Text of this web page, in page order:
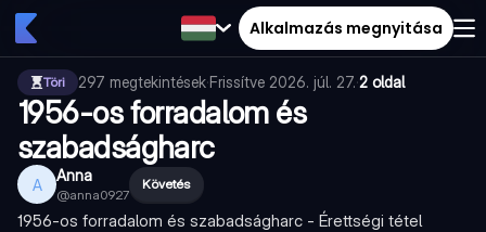
Alkalmazás megnyitása
Töri 297 megtekintések·Frissítve 2026. júl. 27.·2 oldal
1956-os forradalom és
szabadságharc
A Anna
@anna0927
Követés
1956-os forradalom és szabadságharc - Érettségi tétel